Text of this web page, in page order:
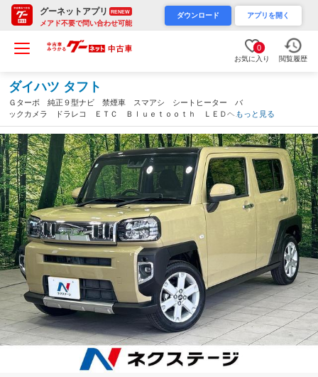
グーネットアプリ RENEW
メアド不要で問い合わせ可能
ダウンロード アプリを開く
0
お気に入り 閲覧履歴
ダイハツ タフト
Ｇターボ 純正９型ナビ 禁煙車 スマアシ シートヒーター バ
ックカメラ ドラレコ ＥＴＣ Ｂｌｕｅｔｏｏｔｈ ＬＥＤヘッ
ドランプ ルーフレール スカイフィールトップ 電動パーキン
グ 純正１５インチアルミ（岡山県）
もっと見る